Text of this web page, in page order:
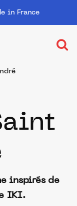
in France
inspirés de
IKI.